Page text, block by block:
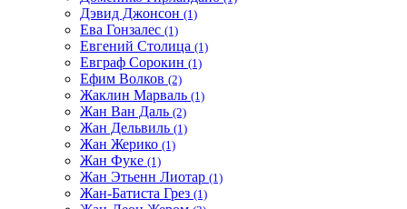
Дэвид Джонсон (1)
Ева Гонзалес (1)
Евгений Столица (1)
Евграф Сорокин (1)
Ефим Волков (2)
Жаклин Марваль (1)
Жан Ван Даль (2)
Жан Дельвиль (1)
Жан Жерико (1)
Жан Фуке (1)
Жан Этьенн Лиотар (1)
Жан-Батиста Грез (1)